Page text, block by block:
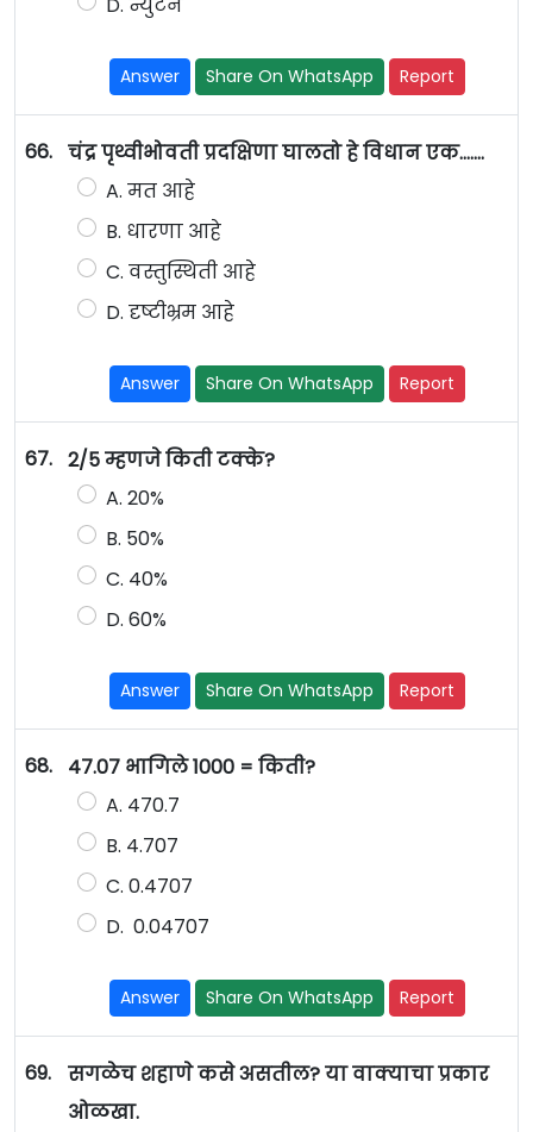
D. न्युटन
Answer Share On WhatsApp Report
66. चंद्र पृथ्वीभोवती प्रदक्षिणा घालतो हे विधान एक.......
A. मत आहे
B. धारणा आहे
C. वस्तुस्थिती आहे
D. दृष्टीभ्रम आहे
Answer Share On WhatsApp Report
67. 2/5 म्हणजे किती टक्के?
A. 20%
B. 50%
C. 40%
D. 60%
Answer Share On WhatsApp Report
68.
47.07 भागिले 1000 = किती?
A. 470.7
B. 4.707
C. 0.4707
D. 0.04707
Answer Share On WhatsApp Report
69.
सगळेच शहाणे कसे असतील? या वाक्याचा प्रकार
ओळखा.